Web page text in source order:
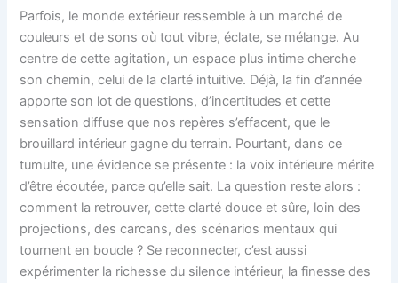
Parfois, le monde extérieur ressemble à un marché de
couleurs et de sons où tout vibre, éclate, se mélange. Au
centre de cette agitation, un espace plus intime cherche
son chemin, celui de la clarté intuitive. Déjà, la fin d’année
apporte son lot de questions, d’incertitudes et cette
sensation diffuse que nos repères s’effacent, que le
brouillard intérieur gagne du terrain. Pourtant, dans ce
tumulte, une évidence se présente : la voix intérieure mérite
d’être écoutée, parce qu’elle sait. La question reste alors :
comment la retrouver, cette clarté douce et sûre, loin des
projections, des carcans, des scénarios mentaux qui
tournent en boucle ? Se reconnecter, c’est aussi
expérimenter la richesse du silence intérieur, la finesse des